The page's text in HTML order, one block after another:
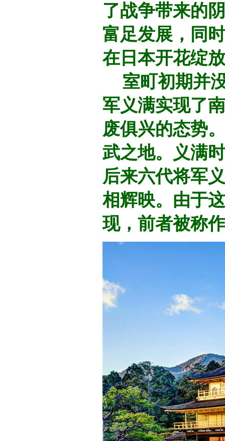
了战争带来的
富足发展，同
在日本开花绽
室町初期并
军义满实现了
废俱兴的态势
武之地。义满
后来六代将军
相辉映。由于
现，前者被称作